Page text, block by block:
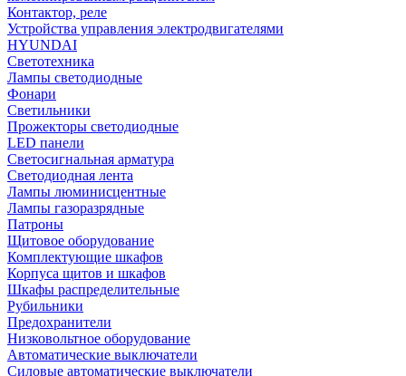
Контактор, реле
Устройства управления электродвигателями
HYUNDAI
Светотехника
Лампы светодиодные
Фонари
Светильники
Прожекторы светодиодные
LED панели
Светосигнальная арматура
Светодиодная лента
Лампы люминисцентные
Лампы газоразрядные
Патроны
Щитовое оборудование
Комплектующие шкафов
Корпуса щитов и шкафов
Шкафы распределительные
Рубильники
Предохранители
Низковольтное оборудование
Автоматические выключатели
Силовые автоматические выключатели